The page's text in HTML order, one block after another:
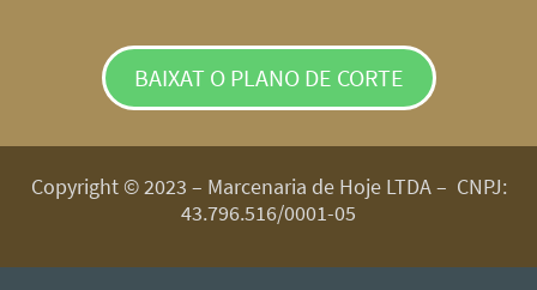
BAIXAT O PLANO DE CORTE
Copyright © 2023 – Marcenaria de Hoje LTDA – CNPJ:
43.796.516/0001-05